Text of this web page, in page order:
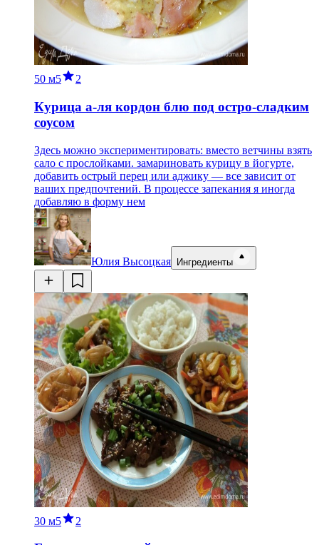
50 м5 2
Курица а-ля кордон блю под остро-сладким
соусом
Здесь можно экспериментировать: вместо ветчины взять
сало с прослойками. замариновать курицу в йогурте,
добавить острый перец или аджику — все зависит от
ваших предпочтений. В процессе запекания я иногда
добавляю в форму нем
Юлия Высоцкая Ингредиенты
30 м5 2